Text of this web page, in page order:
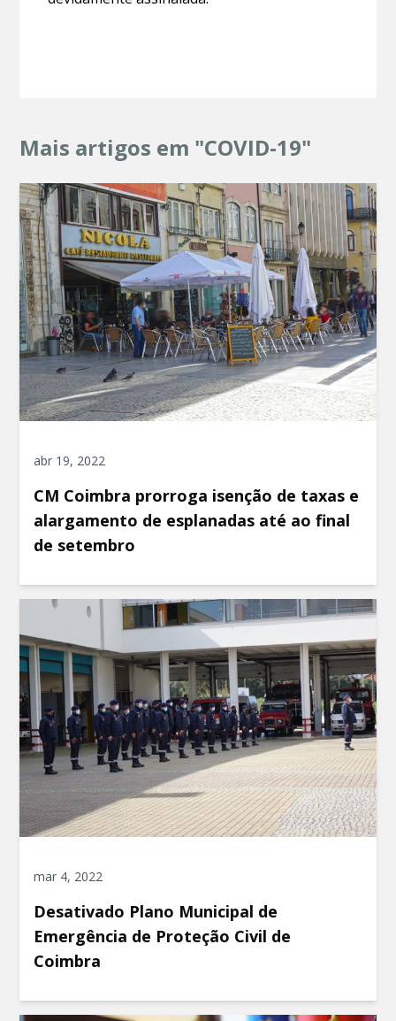
Mais artigos em "COVID-19"
abr 19, 2022
CM Coimbra prorroga isenção de taxas e
alargamento de esplanadas até ao final
de setembro
mar 4, 2022
Desativado Plano Municipal de
Emergência de Proteção Civil de
Coimbra